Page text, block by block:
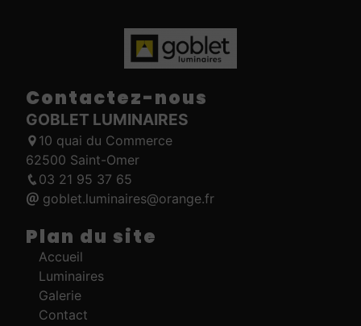
Contactez-nous
GOBLET LUMINAIRES
10 quai du Commerce
62500 Saint-Omer
03 21 95 37 65
goblet.luminaires@orange.fr
Plan du site
Accueil
Luminaires
Galerie
Contact